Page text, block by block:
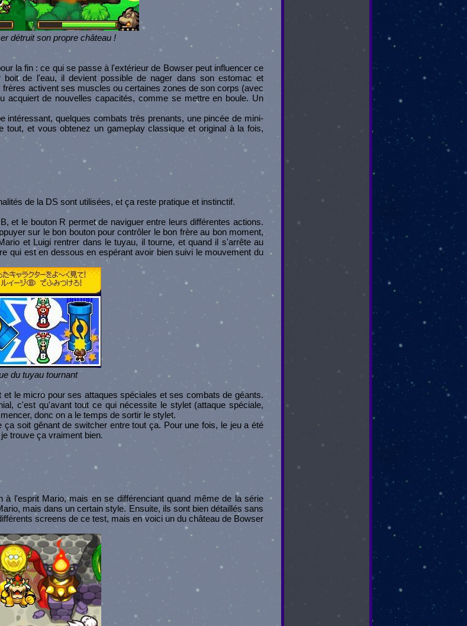
détruit son propre château !
la fin : ce qui se passe à l'extérieur de Bowser peut influencer ce
de l'eau, il devient possible de nager dans son estomac et
activent ses muscles ou certaines zones de son corps (avec
acquiert de nouvelles capacités, comme se mettre en boule. Un
intéressant, quelques combats très prenants, une pincée de mini-
et vous obtenez un gameplay classique et original à la fois,
de la DS sont utilisées, et ça reste pratique et instinctif.
et le bouton R permet de naviguer entre leurs différentes actions.
sur le bon bouton pour contrôler le bon frère au bon moment,
et Luigi rentrer dans le tuyau, il tourne, et quand il s'arrête au
qui est en dessous en espérant avoir bien suivi le mouvement du
du tuyau tournant
le micro pour ses attaques spéciales et ses combats de géants.
c'est qu'avant tout ce qui nécessite le stylet (attaque spéciale,
donc on a le temps de sortir le stylet.
soit gênant de switcher entre tout ça. Pour une fois, le jeu a été
trouve ça vraiment bien.
l'esprit Mario, mais en se différenciant quand même de la série
mais dans un certain style. Ensuite, ils sont bien détaillés sans
screens de ce test, mais en voici un du château de Bowser